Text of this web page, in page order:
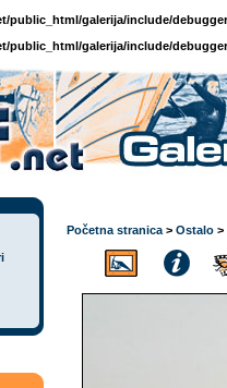
public_html/galerija/include/
public_html/galerija/include/
Početna stranica > Ostalo >